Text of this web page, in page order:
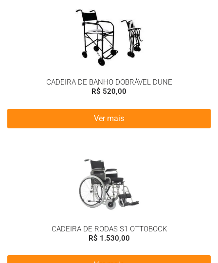
CADEIRA DE BANHO DOBRÁVEL DUNE
R$ 520,00
Ver mais
CADEIRA DE RODAS S1 OTTOBOCK
R$ 1.530,00